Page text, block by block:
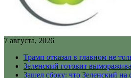
7 августа, 2026
Трамп отказал в главном не
Зеленский готовит
Зашел сбоку: что Зеленский на